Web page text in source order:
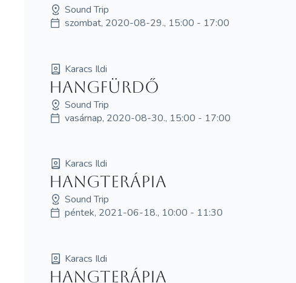
Sound Trip
szombat, 2020-08-29., 15:00 - 17:00
Karacs Ildi
hangfürdő
Sound Trip
vasárnap, 2020-08-30., 15:00 - 17:00
Karacs Ildi
hangterápia
Sound Trip
péntek, 2021-06-18., 10:00 - 11:30
Karacs Ildi
hangterápia